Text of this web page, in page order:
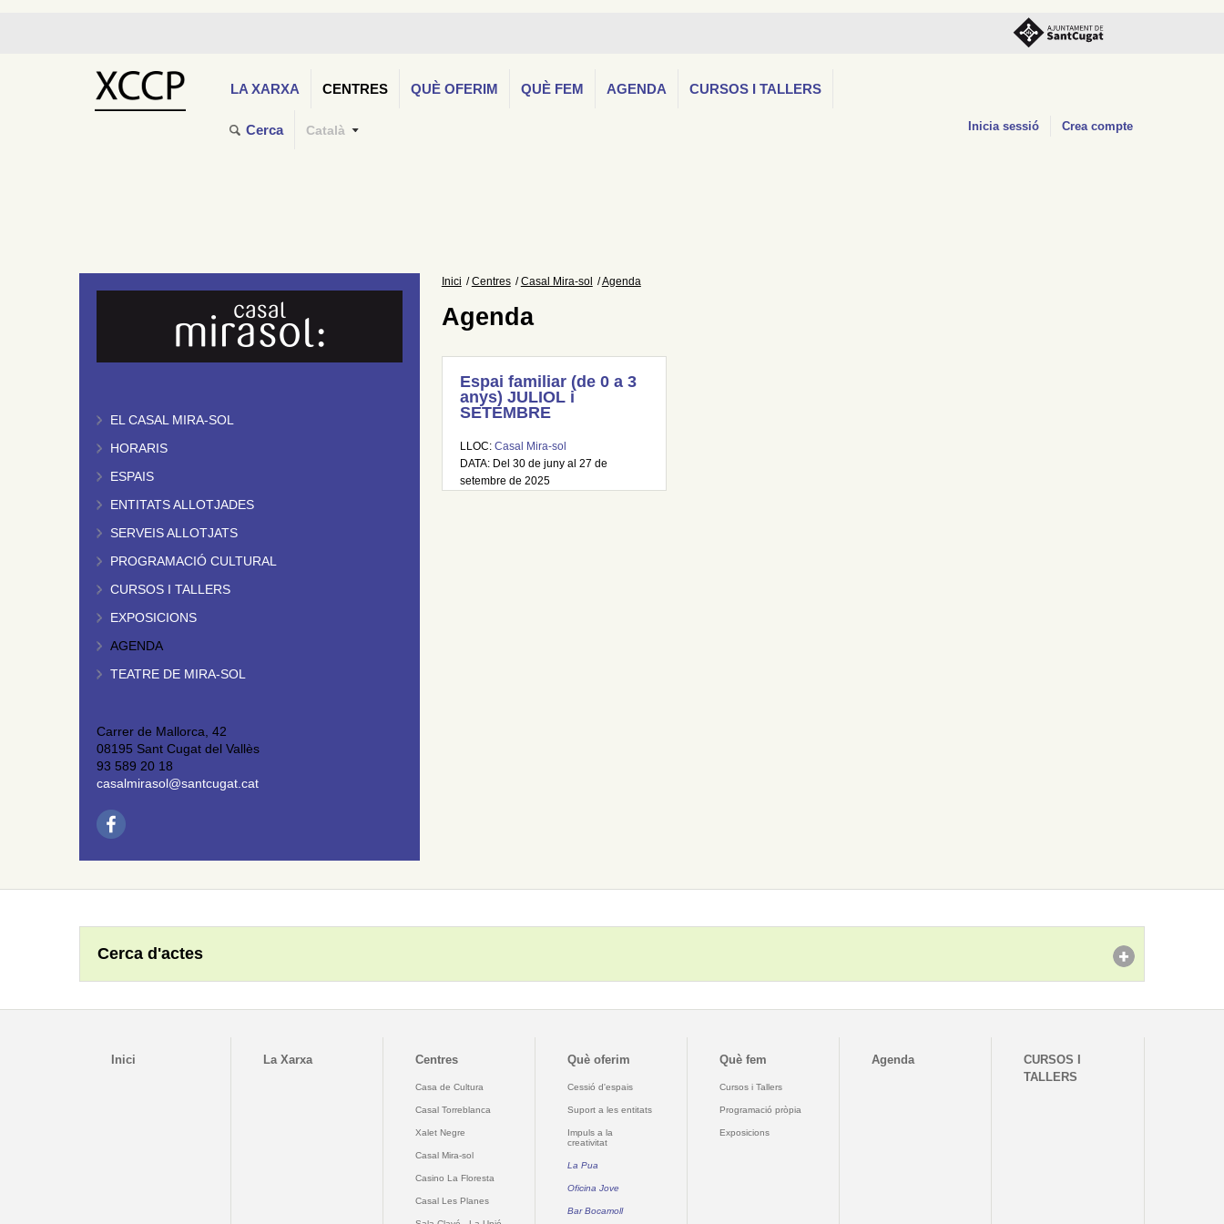
LA XARXA CENTRES QUÈ OFERIM QUÈ FEM AGENDA CURSOS I TALLERS
Cerca Català Inicia sessió Crea compte
EL CASAL MIRA-SOL
HORARIS
ESPAIS
ENTITATS ALLOTJADES
SERVEIS ALLOTJATS
PROGRAMACIÓ CULTURAL
CURSOS I TALLERS
EXPOSICIONS
AGENDA
TEATRE DE MIRA-SOL
Carrer de Mallorca, 42
08195 Sant Cugat del Vallès
93 589 20 18
casalmirasol@santcugat.cat
Inici Centres Casal Mira-sol Agenda
Agenda
Espai familiar (de 0 a 3
anys) JULIOL i
SETEMBRE
LLOC: Casal Mira-sol
DATA: Del 30 de juny al 27 de
setembre de 2025
Cerca d'actes
Inici La Xarxa Centres
Casa de Cultura
Casal Torreblanca
Xalet Negre
Casal Mira-sol
Casino La Floresta
Casal Les Planes
Què oferim
Cessió d'espais
Suport a les entitats
Impuls a la
creativitat
La Pua
Oficina Jove
Bar Bocamoll
Què fem
Cursos i Tallers
Programació pròpia
Exposicions
Agenda
CURSOS I
TALLERS